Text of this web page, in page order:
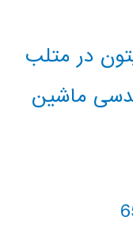
در متلب
ماشین